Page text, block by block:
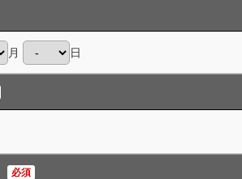
月 日
必須